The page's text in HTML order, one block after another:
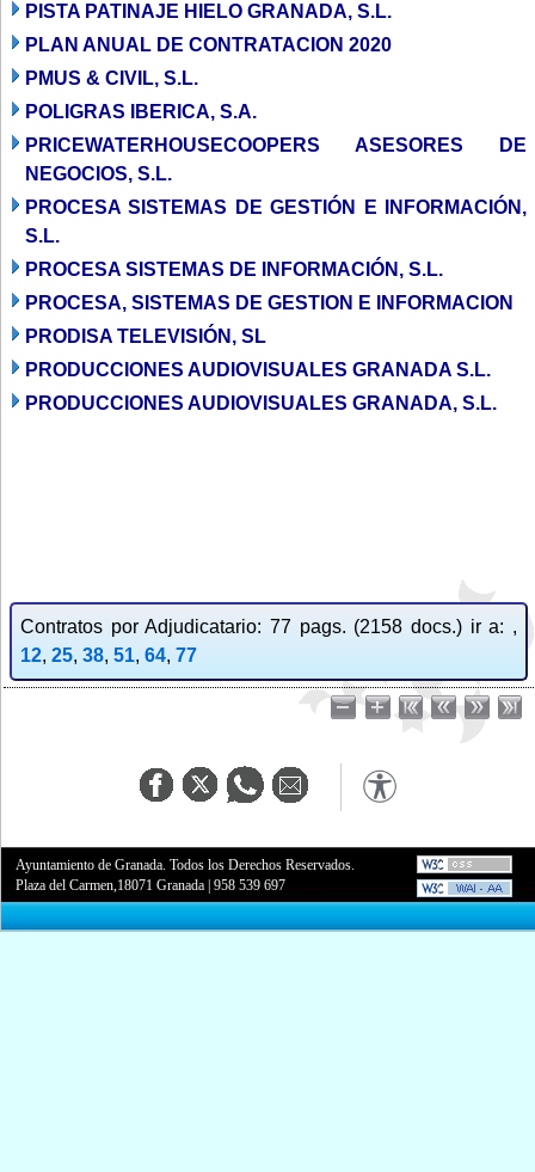
PISTA PATINAJE HIELO GRANADA, S.L.
PLAN ANUAL DE CONTRATACION 2020
PMUS & CIVIL, S.L.
POLIGRAS IBERICA, S.A.
PRICEWATERHOUSECOOPERS ASESORES DE
NEGOCIOS, S.L.
PROCESA SISTEMAS DE GESTIÓN E INFORMACIÓN,
S.L.
PROCESA SISTEMAS DE INFORMACIÓN, S.L.
PROCESA, SISTEMAS DE GESTION E INFORMACION
PRODISA TELEVISIÓN, SL
PRODUCCIONES AUDIOVISUALES GRANADA S.L.
PRODUCCIONES AUDIOVISUALES GRANADA, S.L.
Contratos por Adjudicatario: 77 pags. (2158 docs.) ir a: ,
12, 25, 38, 51, 64, 77
Ayuntamiento de Granada. Todos los Derechos Reservados.
Plaza del Carmen,18071 Granada |958 539 697